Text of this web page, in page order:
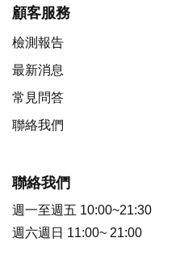
顧客服務
檢測報告
最新消息
常見問答
聯絡我們
聯絡我們
週一至週五 10:00~21:30
週六週日 11:00~ 21:00